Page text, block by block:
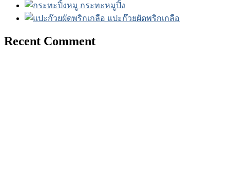
กระทะหมูปิ้ง
แปะก๊วยผัดพริกเกลือ
Recent Comment